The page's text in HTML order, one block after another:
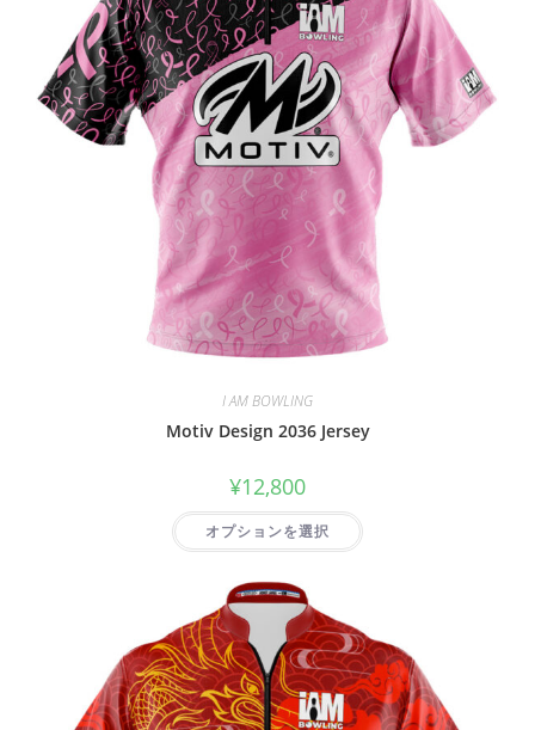
I AM BOWLING
Motiv Design 2036 Jersey
¥12,800
オプションを選択